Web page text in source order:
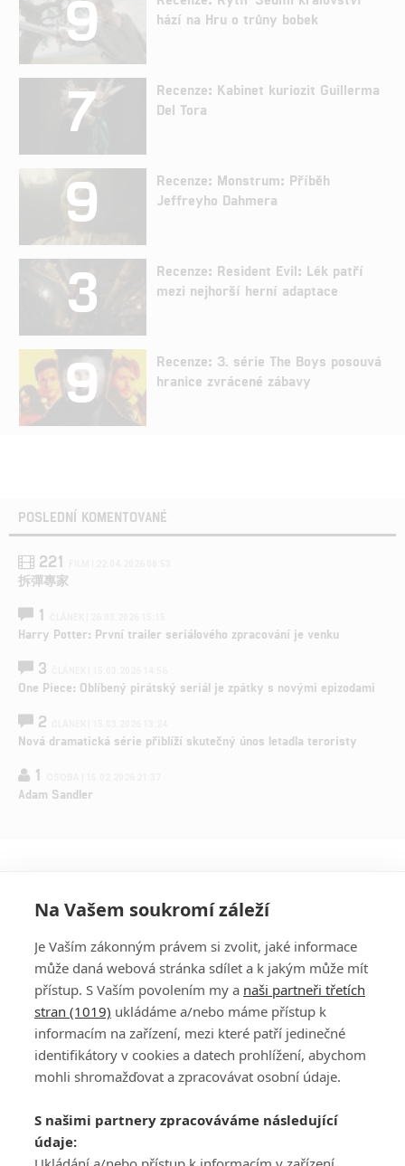
9
hází na Hru o trůny bobek
7
Recenze: Kabinet kuriozit Guillerma
Del Tora
9
Recenze: Monstrum: Příběh
Jeffreyho Dahmera
3
Recenze: Resident Evil: Lék patří
mezi nejhorší herní adaptace
9
Recenze: 3. série The Boys posouvá
hranice zvrácené zábavy
POSLEDNÍ KOMENTOVANÉ
221
拆彈專家
1
Harry Potter: První trailer seriálového zpracování je venku
3
One Piece: Oblíbený pirátský seriál je zpátky s novými epizodami
2
Nová dramatická série přiblíží skutečný únos letadla teroristy
1
Adam Sandler
PŘIHLÁSIT
REGISTROVAT
DISKUZE
Šéfredaktorkou webu jePetr Slavík, e-mailserialy@fandimefilmu.cz
Máte-li zájem o inzerci na našem webu napište nám na e-mail
Na Vašem soukromí záleží
Je Vaším zákonným právem si zvolit, jaké informace
může daná webová stránka sdílet a k jakým může mít
přístup. S Vaším povolením my a naši partneři třetích
stran (1019) ukládáme a/nebo máme přístup k
informacím na zařízení, mezi které patří jedinečné
identifikátory v cookies a datech prohlížení, abychom
mohli shromažďovat a zpracovávat osobní údaje.
S našimi partnery zpracováváme následující
údaje: